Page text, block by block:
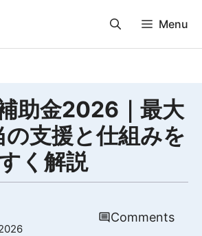
Menu
助金2026｜最大
の支援と仕組みを
く解説
Comments